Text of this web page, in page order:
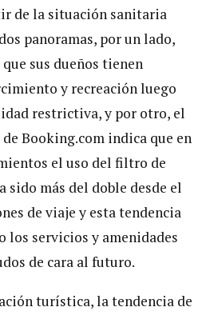
de la situación sanitaria
panoramas, por un lado,
sus dueños tienen
y recreación luego
restrictiva, y por otro, el
Booking.com indica que en
el uso del filtro de
sido más del doble desde el
de viaje y esta tendencia
los servicios y amenidades
de cara al futuro.
turística, la tendencia de